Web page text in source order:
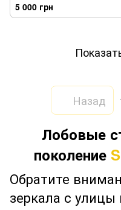
5 000 грн
Назад
Лобовые
поколение
Обратите
зеркала с улицы